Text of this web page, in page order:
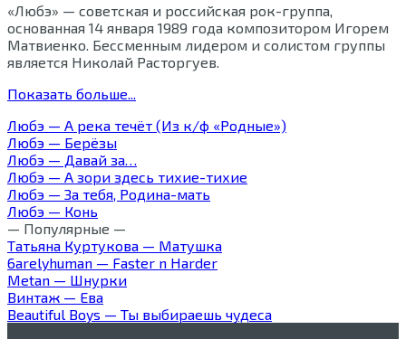
«Любэ» — советская и российская рок-группа,
основанная 14 января 1989 года композитором Игорем
Матвиенко. Бессменным лидером и солистом группы
является Николай Расторгуев.
Показать больше...
Любэ — А река течёт (Из к/ф «Родные»)
Любэ — Берёзы
Любэ — Давай за…
Любэ — А зори здесь тихие-тихие
Любэ — За тебя, Родина-мать
Любэ — Конь
— Популярные —
Татьяна Куртукова — Матушка
6arelyhuman — Faster n Harder
Metan — Шнурки
Винтаж — Ева
Beautiful Boys — Ты выбираешь чудеса